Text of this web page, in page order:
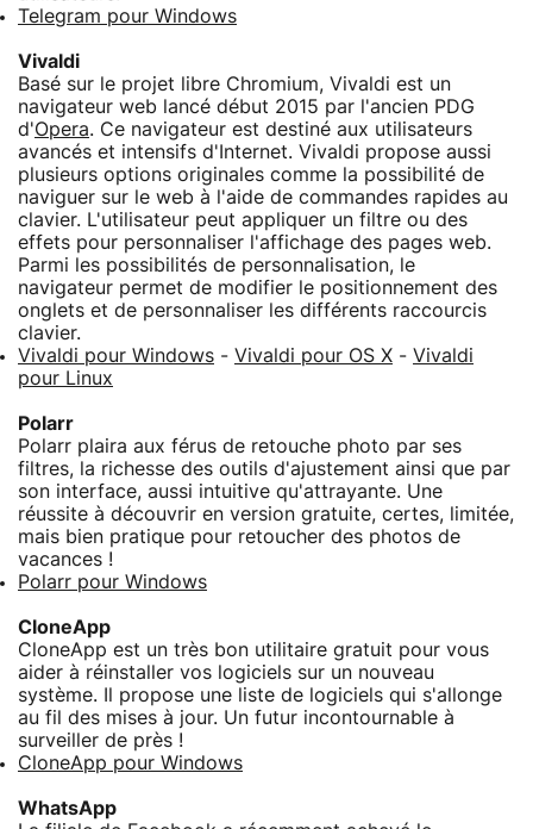
Telegram pour Windows
Vivaldi
Basé sur le projet libre Chromium, Vivaldi est un
navigateur web lancé début 2015 par l'ancien PDG
d'Opera. Ce navigateur est destiné aux utilisateurs
avancés et intensifs d'Internet. Vivaldi propose aussi
plusieurs options originales comme la possibilité de
naviguer sur le web à l'aide de commandes rapides au
clavier. L'utilisateur peut appliquer un filtre ou des
effets pour personnaliser l'affichage des pages web.
Parmi les possibilités de personnalisation, le
navigateur permet de modifier le positionnement des
onglets et de personnaliser les différents raccourcis
clavier.
Vivaldi pour Windows - Vivaldi pour OS X - Vivaldi
pour Linux
Polarr
Polarr plaira aux férus de retouche photo par ses
filtres, la richesse des outils d'ajustement ainsi que par
son interface, aussi intuitive qu'attrayante. Une
réussite à découvrir en version gratuite, certes, limitée,
mais bien pratique pour retoucher des photos de
vacances !
Polarr pour Windows
CloneApp
CloneApp est un très bon utilitaire gratuit pour vous
aider à réinstaller vos logiciels sur un nouveau
système. Il propose une liste de logiciels qui s'allonge
au fil des mises à jour. Un futur incontournable à
surveiller de près !
CloneApp pour Windows
WhatsApp